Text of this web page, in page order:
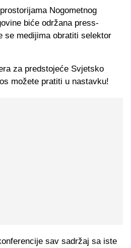
Nogometnog
biće održana press-
se medijima obratiti selektor
za predstojeće Svjetsko
možete pratiti u nastavku!
sav sadržaj sa iste